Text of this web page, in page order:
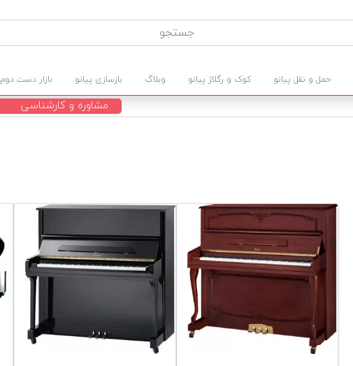
حمل و نقل پیانو کوک و رگلاژ پیانو وبلاگ بازسازی پیانو بازار دست دوم
مشاوره و کارشناسی